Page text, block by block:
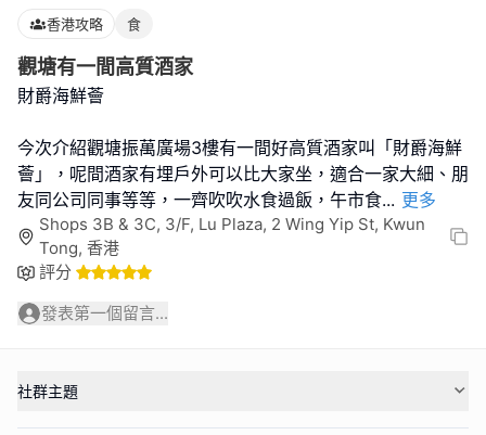
香港攻略 食
觀塘有一間高質酒家
財爵海鮮薈
今次介紹觀塘振萬廣場3樓有一間好高質酒家叫「財爵海鮮
薈」，呢間酒家有埋戶外可以比大家坐，適合一家大細、朋
友同公司同事等等，一齊吹吹水食過飯，午市食... 更多
Shops 3B & 3C, 3/F, Lu Plaza, 2 Wing Yip St, Kwun
Tong, 香港
評分
發表第一個留言...
社群主題